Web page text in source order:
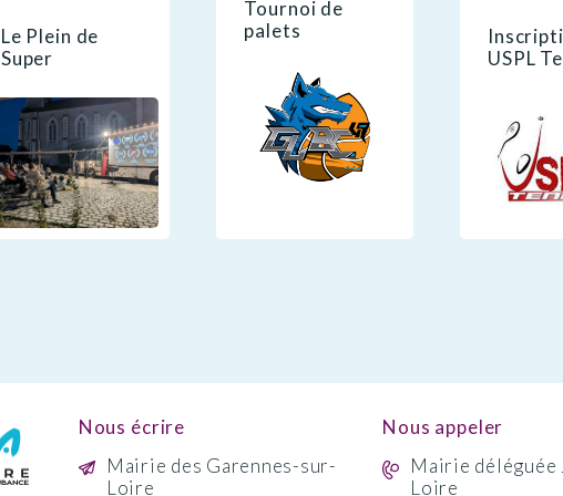
Le Plein de
Super
Tournoi de
palets
USPL
Nous écrire
Mairie des Garennes-sur-
Loire
Nous appeler
Mairie
Loire